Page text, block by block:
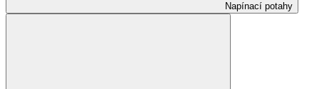
Napínací potahy